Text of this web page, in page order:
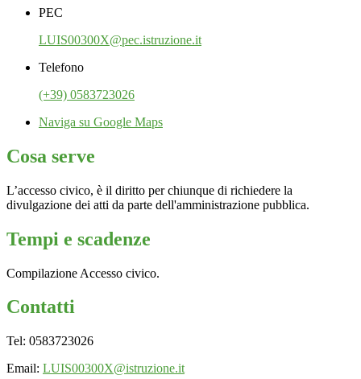
PEC
LUIS00300X@pec.istruzione.it
Telefono
(+39) 0583723026
Naviga su Google Maps
Cosa serve
L’accesso civico, è il diritto per chiunque di richiedere la
divulgazione dei atti da parte dell'amministrazione pubblica.
Tempi e scadenze
Compilazione Accesso civico.
Contatti
Tel: 0583723026
Email: LUIS00300X@istruzione.it